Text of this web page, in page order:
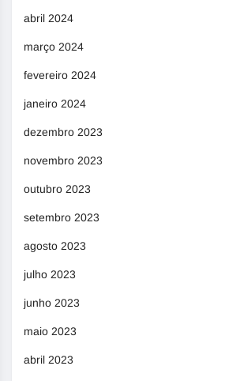
abril 2024
março 2024
fevereiro 2024
janeiro 2024
dezembro 2023
novembro 2023
outubro 2023
setembro 2023
agosto 2023
julho 2023
junho 2023
maio 2023
abril 2023